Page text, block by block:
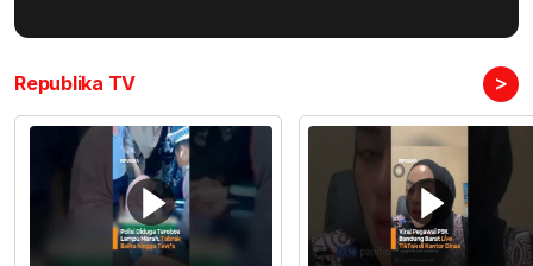
Republika TV >